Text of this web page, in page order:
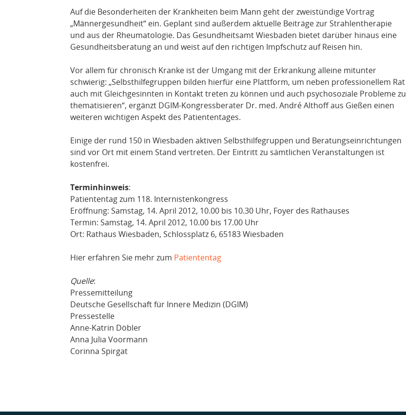
Auf die Besonderheiten der Krankheiten beim Mann geht der zweistündige Vortrag
„Männergesundheit“ ein. Geplant sind außerdem aktuelle Beiträge zur Strahlentherapie
und aus der Rheumatologie. Das Gesundheitsamt Wiesbaden bietet darüber hinaus eine
Gesundheitsberatung an und weist auf den richtigen Impfschutz auf Reisen hin.
Vor allem für chronisch Kranke ist der Umgang mit der Erkrankung alleine mitunter
schwierig: „Selbsthilfegruppen bilden hierfür eine Plattform, um neben professionellem Rat
auch mit Gleichgesinnten in Kontakt treten zu können und auch psychosoziale Probleme zu
thematisieren“, ergänzt DGIM-Kongressberater Dr. med. André Althoff aus Gießen einen
weiteren wichtigen Aspekt des Patiententages.
Einige der rund 150 in Wiesbaden aktiven Selbsthilfegruppen und Beratungseinrichtungen
sind vor Ort mit einem Stand vertreten. Der Eintritt zu sämtlichen Veranstaltungen ist
kostenfrei.
Terminhinweis:
Patiententag zum 118. Internistenkongress
Eröffnung: Samstag, 14. April 2012, 10.00 bis 10.30 Uhr, Foyer des Rathauses
Termin: Samstag, 14. April 2012, 10.00 bis 17.00 Uhr
Ort: Rathaus Wiesbaden, Schlossplatz 6, 65183 Wiesbaden
Hier erfahren Sie mehr zum Patiententag
Quelle:
Pressemitteilung
Deutsche Gesellschaft für Innere Medizin (DGIM)
Pressestelle
Anne-Katrin Döbler
Anna Julia Voormann
Corinna Spirgat